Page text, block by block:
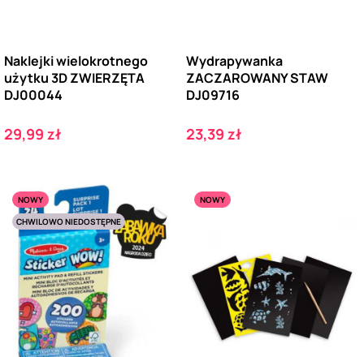
Naklejki wielokrotnego
użytku 3D ZWIERZĘTA
DJ00044
Cena
29,99 zł
Wydrapywanka
ZACZAROWANY STAW
DJ09716
Cena
23,39 zł
NOWY
CHWILOWO NIEDOSTĘPNE
NOWY